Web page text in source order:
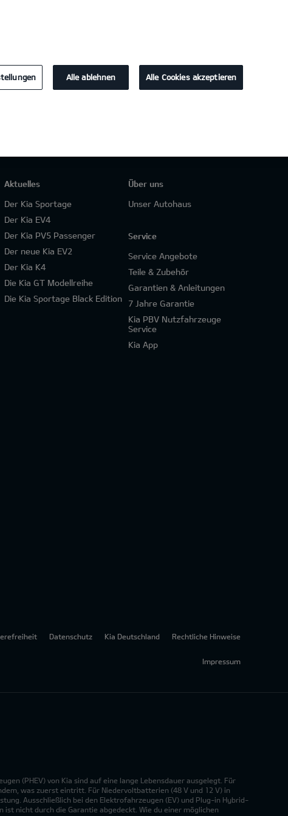
Aktuelles
Der Kia Sportage
Der Kia EV4
Der Kia PV5 Passenger
Der neue Kia EV2
Der Kia K4
Die Kia GT Modellreihe
Die Kia Sportage Black Edition
Über uns
Unser Autohaus
Service
Service Angebote
Teile & Zubehör
Garantien & Anleitungen
7 Jahre Garantie
Kia PBV Nutzfahrzeuge
Service
Kia App
Datenschutz Kia Deutschland Rechtliche Hinweise
Impressum
(PHEV) von Kia sind auf eine lange Lebensdauer ausgelegt. Für
was zuerst eintritt. Für Niedervoltbatterien (48 V und 12 V) in
Ausschließlich bei den Elektrofahrzeugen (EV) und Plug-in Hybrid-
nicht durch die Garantie abgedeckt. Wie du einer möglichen
Alle ablehnen Alle Cookies akzeptieren